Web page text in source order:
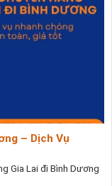
– Dịch Vụ
Gia Lai đi Bình Dương